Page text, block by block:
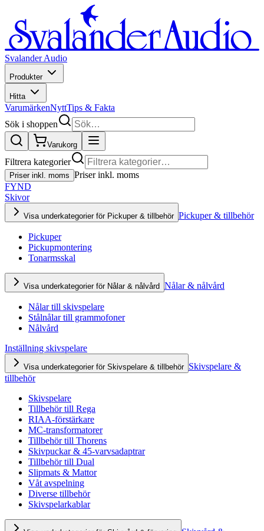
Svalander Audio
Produkter
Hitta
VarumärkenNyttTips & Fakta
Sök i shoppen
Varukorg
Filtrera kategorier
Priser inkl. moms Priser inkl. moms
FYND
Skivor
Visa underkategorier för Pickuper & tillbehör Pickuper & tillbehör
Pickuper
Pickupmontering
Tonarmsskal
Visa underkategorier för Nålar & nålvård Nålar & nålvård
Nålar till skivspelare
Stålnålar till grammofoner
Nålvård
Inställning skivspelare
Visa underkategorier för Skivspelare & tillbehör Skivspelare &
tillbehör
Skivspelare
Tillbehör till Rega
RIAA-förstärkare
MC-transformatorer
Tillbehör till Thorens
Skivpuckar & 45-varvsadaptrar
Tillbehör till Dual
Slipmats & Mattor
Våt avspelning
Diverse tillbehör
Skivspelarkablar